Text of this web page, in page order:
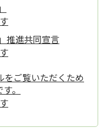
推進共同宣言
をご覧いただくため
。